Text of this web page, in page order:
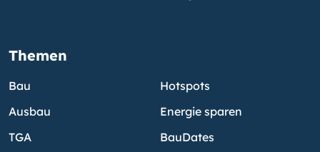
Themen
Bau
Ausbau
TGA
Hotspots
Energie sparen
BauDates